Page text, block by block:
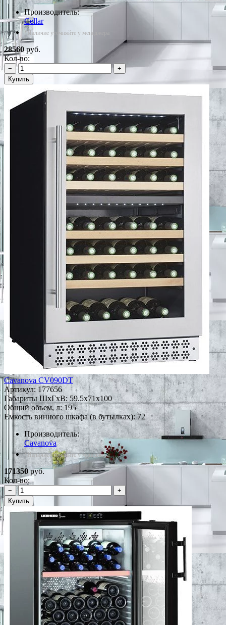
Производитель:
Cellar
*Наличие уточняйте у менеджера
28560руб.
Кол-во:
−
+
Купить
Cavanova CV090DT
Артикул:177656
Габариты ШxГxВ: 59.5x71x100
Общий объем, л: 195
Емкость винного шкафа (в бутылках): 72
Производитель:
Cavanova
*Наличие уточняйте у менеджера
171350 руб.
Кол-во:
−
+
Купить